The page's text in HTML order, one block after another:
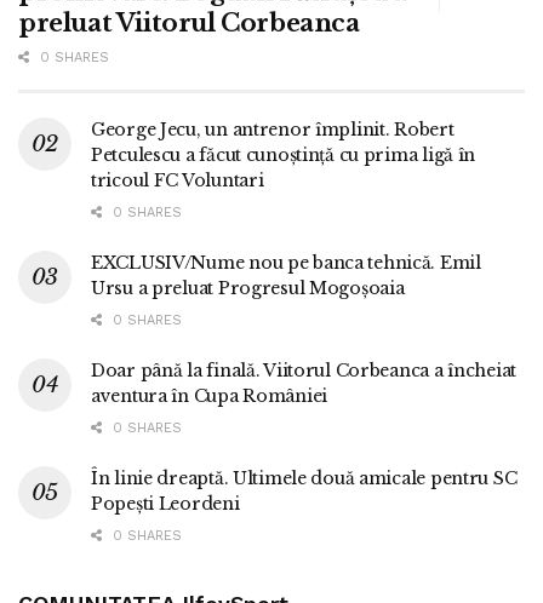
preluat Viitorul Corbeanca
0 SHARES
George Jecu, un antrenor împlinit. Robert
Petculescu a făcut cunoștință cu prima ligă în
tricoul FC Voluntari
0 SHARES
EXCLUSIV/Nume nou pe banca tehnică. Emil
Ursu a preluat Progresul Mogoșoaia
0 SHARES
Doar până la finală. Viitorul Corbeanca a încheiat
aventura în Cupa României
0 SHARES
În linie dreaptă. Ultimele două amicale pentru SC
Popești Leordeni
0 SHARES